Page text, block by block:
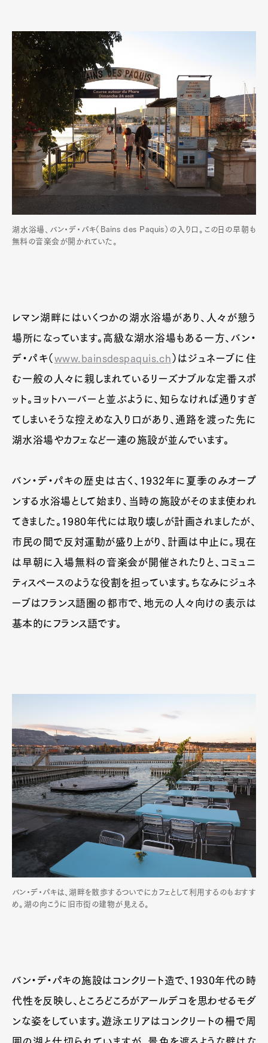
湖水浴場、バン・デ・パキ（Bains des Paquis）の入り口。この日の早朝も
無料の音楽会が開かれていた。
レマン湖畔にはいくつかの湖水浴場があり、人々が憩う
場所になっています。高級な湖水浴場もある一方、バン・
デ・パキ（ www.bainsdespaquis.ch ）はジュネーブに住
む一般の人々に親しまれているリーズナブルな定番スポ
ット。ヨットハーバーと並ぶように、知らなければ通りすぎ
てしまいそうな控えめな入り口があり、通路を渡った先に
湖水浴場やカフェなど一連の施設が並んでいます。
バン・デ・パキの歴史は古く、1932年に夏季のみオープ
ンする水浴場として始まり、当時の施設がそのまま使われ
てきました。1980年代には取り壊しが計画されましたが、
市民の間で反対運動が盛り上がり、計画は中止に。現在
は早朝に入場無料の音楽会が開催されたりと、コミュニ
ティスペースのような役割を担っています。ちなみにジュネ
ーブはフランス語圏の都市で、地元の人々向けの表示は
基本的にフランス語です。
バン・デ・パキは、湖畔を散歩するついでにカフェとして利用するのもおすす
め。湖の向こうに旧市街の建物が見える。
バン・デ・パキの施設はコンクリート造で、1930年代の時
代性を反映し、ところどころがアールデコを思わせるモダ
ンな姿をしています。遊泳エリアはコンクリートの柵で周